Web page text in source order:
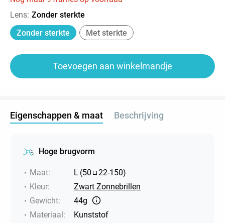
Lens: Zonder sterkte
Zonder sterkte
Met sterkte
Toevoegen aan winkelmandje
Eigenschappen & maat Beschrijving
Hoge brugvorm
Maat: L (50 22-150)
Kleur:
Zwart Zonnebrillen
Gewicht:
44g
Materiaal:
Kunststof